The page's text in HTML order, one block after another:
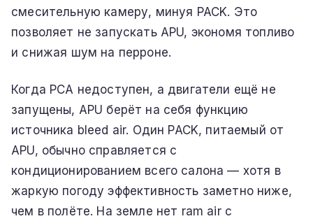
смесительную камеру, минуя PACK. Это
позволяет не запускать APU, экономя топливо
и снижая шум на перроне.
Когда PCA недоступен, а двигатели ещё не
запущены, APU берёт на себя функцию
источника bleed air. Один PACK, питаемый от
APU, обычно справляется с
кондиционированием всего салона — хотя в
жаркую погоду эффективность заметно ниже,
чем в полёте. На земле нет ram air с